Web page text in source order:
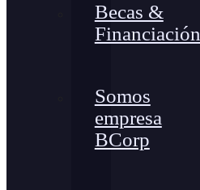
Becas &
Financiación
Somos
empresa
BCorp